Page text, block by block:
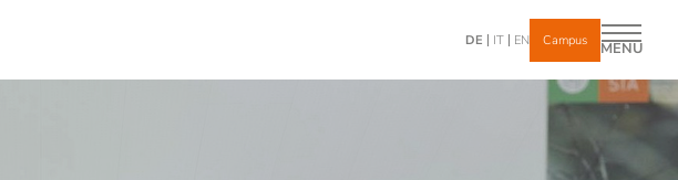
DE IT EN Campus MENÜ